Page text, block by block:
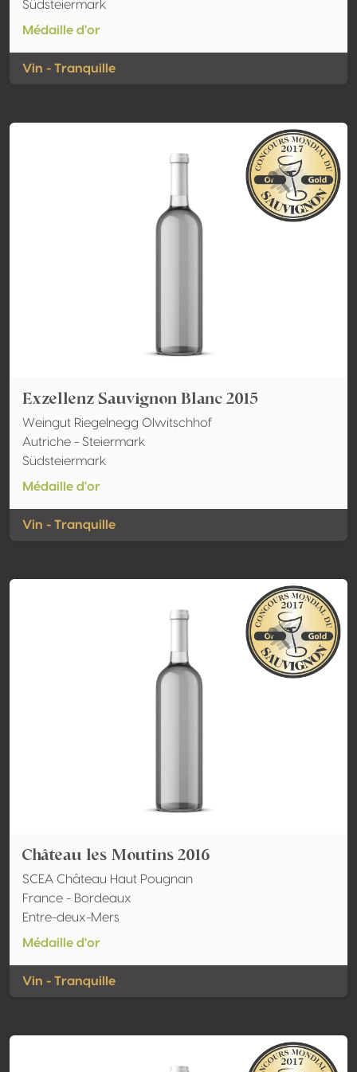
Südsteiermark
Médaille d'or
Vin - Tranquille
Exzellenz Sauvignon Blanc 2015
Weingut Riegelnegg Olwitschhof
Autriche - Steiermark
Südsteiermark
Médaille d'or
Vin - Tranquille
Château les Moutins 2016
SCEA Château Haut Pougnan
France - Bordeaux
Entre-deux-Mers
Médaille d'or
Vin - Tranquille